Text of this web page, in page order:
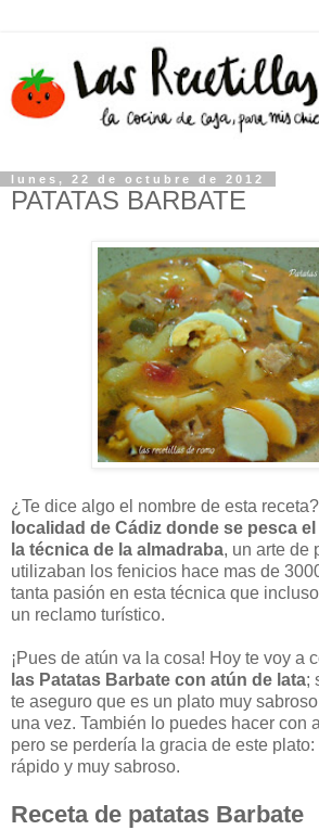
lunes, 22 de octubre de 2012
PATATAS BARBATE
¿Te dice algo el nombre de esta receta?
localidad de Cádiz donde se pesca
la técnica de la almadraba, un arte de
utilizaban los fenicios hace mas de
tanta pasión en esta técnica que
un reclamo turístico.
¡Pues de atún va la cosa! Hoy te voy a
las Patatas Barbate con atún de lata;
te aseguro que es un plato muy
una vez. También lo puedes hacer con
pero se perdería la gracia de este
rápido y muy sabroso.
Receta de patatas Barbate